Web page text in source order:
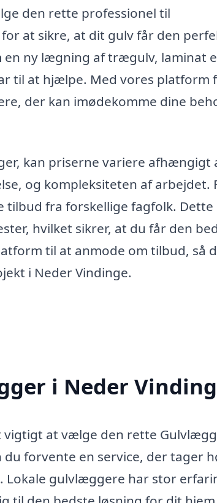
den rette professionel til
at sikre, at dit gulv får den
en ny lægning af trægulv, laminat
til at hjælpe. Med vores platform
der kan imødekomme dine
kan priserne variere afhængigt
og kompleksiteten af arbejdet.
fra forskellige fagfolk. Dette
hvilket sikrer, at du får den
til at anmode om tilbud, så
i Neder Vindinge.
i Neder
at vælge den rette
forvente en service, der tager
Lokale gulvlæggere har stor